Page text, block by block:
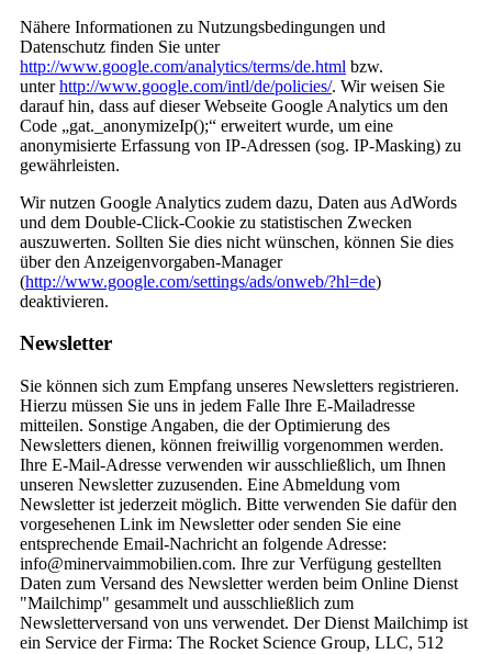
Nähere Informationen zu Nutzungsbedingungen und
Datenschutz finden Sie unter
http://www.google.com/analytics/terms/de.html bzw.
unterhttp://www.google.com/intl/de/policies/. Wir weisen Sie
darauf hin, dass auf dieser Webseite Google Analytics um den
Code „gat._anonymizeIp();“ erweitert wurde, um eine
anonymisierte Erfassung von IP-Adressen (sog. IP-Masking) zu
gewährleisten.
Wir nutzen Google Analytics zudem dazu, Daten aus AdWords
und dem Double-Click-Cookie zu statistischen Zwecken
auszuwerten. Sollten Sie dies nicht wünschen, können Sie dies
über den Anzeigenvorgaben-Manager
(http://www.google.com/settings/ads/onweb/?hl=de)
deaktivieren.
Newsletter
Sie können sich zum Empfang unseres Newsletters registrieren.
Hierzu müssen Sie uns in jedem Falle Ihre E-Mailadresse
mitteilen. Sonstige Angaben, die der Optimierung des
Newsletters dienen, können freiwillig vorgenommen werden.
Ihre E-Mail-Adresse verwenden wir ausschließlich, um Ihnen
unseren Newsletter zuzusenden. Eine Abmeldung vom
Newsletter ist jederzeit möglich. Bitte verwenden Sie dafür den
vorgesehenen Link im Newsletter oder senden Sie eine
entsprechende Email-Nachricht an folgende Adresse:
info@minervaimmobilien.com. Ihre zur Verfügung gestellten
Daten zum Versand des Newsletter werden beim Online Dienst
"Mailchimp" gesammelt und ausschließlich zum
Newsletterversand von uns verwendet. Der Dienst Mailchimp ist
ein Service der Firma: The Rocket Science Group, LLC, 512